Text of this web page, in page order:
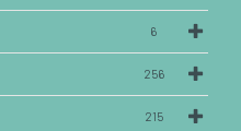
6
256
215